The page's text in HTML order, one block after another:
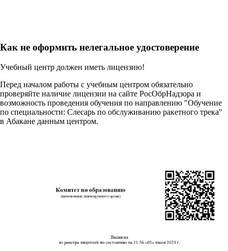
Как не оформить нелегальное удостоверение
Учебный центр должен иметь лицензию!
Перед началом работы с учебным центром обязательно
проверяйте наличие лицензии на сайте РосОбрНадзора и
возможность проведения обучения по направлению "Обучение
по специальности: Слесарь по обслуживанию ракетного трека"
в Абакане данным центром.